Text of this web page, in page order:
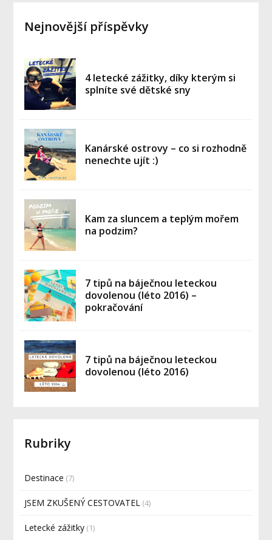
Nejnovější příspěvky
4 letecké zážitky, díky kterým si
splníte své dětské sny
Kanárské ostrovy – co si rozhodně
nenechte ujít :)
Kam za sluncem a teplým mořem
na podzim?
7 tipů na báječnou leteckou
dovolenou (léto 2016) –
pokračování
7 tipů na báječnou leteckou
dovolenou (léto 2016)
Rubriky
Destinace (7)
JSEM ZKUŠENÝ CESTOVATEL (4)
Letecké zážitky (1)